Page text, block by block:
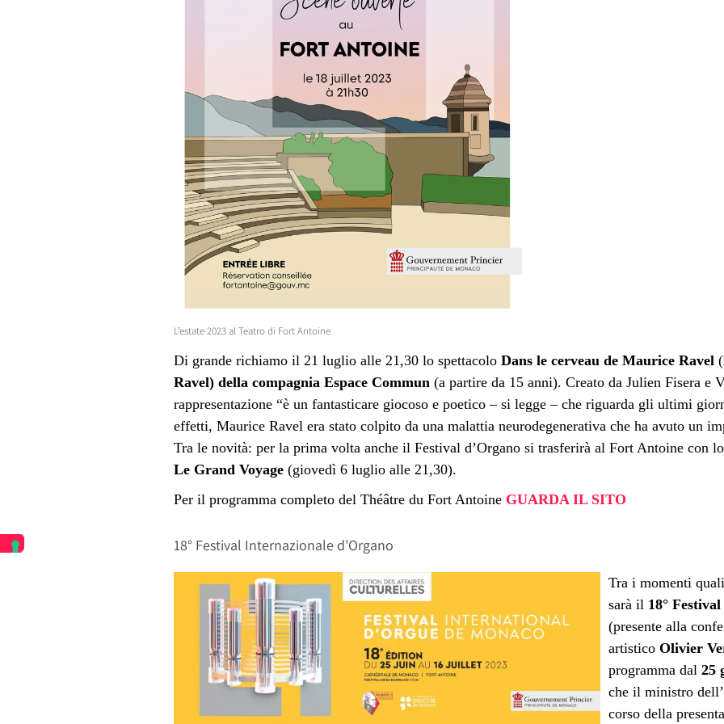
L’estate 2023 al Teatro di Fort Antoine
Di grande richiamo il 21 luglio alle 21,30 lo spettacolo Dans le cerveau de Maurice Ravel (
Ravel) della compagnia Espace Commun (a partire da 15 anni). Creato da Julien Fisera e
rappresentazione “è un fantasticare giocoso e poetico – si legge – che riguarda gli ultimi
effetti, Maurice Ravel era stato colpito da una malattia neurodegenerativa che ha avuto un
Tra le novità: per la prima volta anche il Festival d’Organo si trasferirà al Fort Antoine con
Le Grand Voyage (giovedì 6 luglio alle 21,30).
Per il programma completo del Théâtre du Fort Antoine GUARDA IL SITO
18° Festival Internazionale d’Organo
Tra i momenti
sarà il 18°
(presente alla
artistico Olivier
programma dal 25
che il ministro
corso della